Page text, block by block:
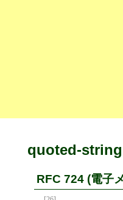
quoted-
RFC 724 (電子